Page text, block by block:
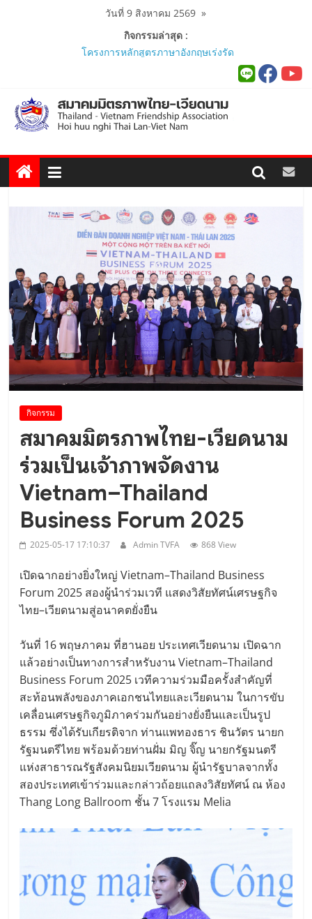
วันที่ 9 สิงหาคม 2569»
กิจกรรมล่าสุด :
นายกสมาคมมิตรภาพไทย-เวียดนาม
เยือนเวียดนามอย่างเป็นทางการ..
ผู้นำเวียดนาม-ไทย ร่วมแสดงวิสัยทัศน์
งาน Thailand–Vietnam Business
สัมพันธ์ทางการทูต..
“The Woven Ties: Celebrating 50
Diplomatic Relations”..
สมาคมมิตรภาพไทย-เวียดนามร่วมพิธี
เปิดสถานกงสุลกิตติมศักดิ์เวียดนาม
ประจำจังหวัดภูเก็ต และงานสัมมนา
Viet Nam Connect Forum ..
สมาคมร่วมนำนักศึกษาเวียดนาม
โครงการหลักสูตรภาษาอังกฤษเร่งรัด
ศึกษาดูงาน..
กิจกรรม
สมาคมมิตรภาพไทย-เวียดนาม
ร่วมเป็นเจ้าภาพจัดงาน
Vietnam–Thailand
Business Forum 2025
2025-05-17 17:10:37 Admin TVFA 868 View
เปิดฉากอย่างยิ่งใหญ่ Vietnam–Thailand Business
Forum 2025 สองผู้นำร่วมเวที แสดงวิสัยทัศน์เศรษฐกิจ
ไทย–เวียดนามสู่อนาคตยั่งยืน
วันที่ 16 พฤษภาคม ที่ฮานอย ประเทศเวียดนาม เปิดฉาก
แล้วอย่างเป็นทางการสำหรับงาน Vietnam–Thailand
Business Forum 2025 เวทีความร่วมมือครั้งสำคัญที่
สะท้อนพลังของภาคเอกชนไทยและเวียดนาม ในการขับ
เคลื่อนเศรษฐกิจภูมิภาคร่วมกันอย่างยั่งยืนและเป็นรูป
ธรรม ซึ่งได้รับเกียรติจาก ท่านแพทองธาร ชินวัตร นายก
รัฐมนตรีไทย พร้อมด้วยท่านฝั่ม มิญ จิ๊ญ นายกรัฐมนตรี
แห่งสาธารณรัฐสังคมนิยมเวียดนาม ผู้นำรัฐบาลจากทั้ง
สองประเทศเข้าร่วมและกล่าวถ้อยแถลงวิสัยทัศน์ ณ ห้อง
Thang Long Ballroom ชั้น 7 โรงแรม Melia